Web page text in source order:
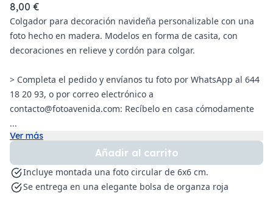
8,00 €
Colgador para decoración navideña personalizable con una
foto hecho en madera. Modelos en forma de casita, con
decoraciones en relieve y cordón para colgar.
> Completa el pedido y envíanos tu foto por WhatsApp al 644
18 20 93, o por correo electrónico a
contacto@fotoavenida.com: Recíbelo en casa cómodamente
...
Ver más
Añadir al carrito
Incluye montada una foto circular de 6x6 cm.
Se entrega en una elegante bolsa de organza roja